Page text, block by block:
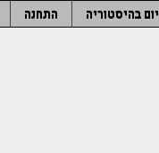
יום בהיסטוריה התחנה